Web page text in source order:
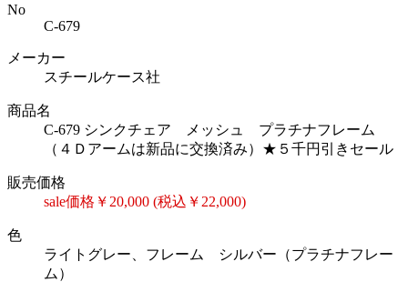
No
C-679
メーカー
スチールケース社
商品名
C-679 シンクチェア メッシュ プラチナフレーム
（４Ｄアームは新品に交換済み）★５千円引きセール
販売価格
sale価格￥20,000 (税込￥22,000)
色
ライトグレー、フレーム シルバー（プラチナフレー
ム）